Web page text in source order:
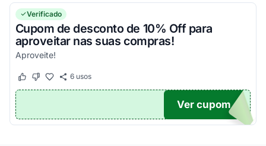
Verificado
Cupom de desconto de 10% Off para
aproveitar nas suas compras!
Aproveite!
Este cupom funcionou
Este cupom não funcionou
6usos
10
Ver cupom